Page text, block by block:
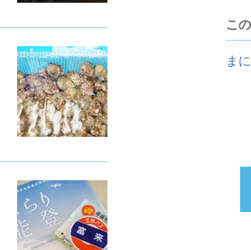
こ
ま